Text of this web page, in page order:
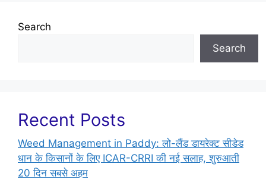
Search
Search
Recent Posts
Weed Management in Paddy: लो-लैंड डायरेक्ट सीडेड
धान के किसानों के लिए ICAR-CRRI की नई सलाह, शुरुआती
20 दिन सबसे अहम